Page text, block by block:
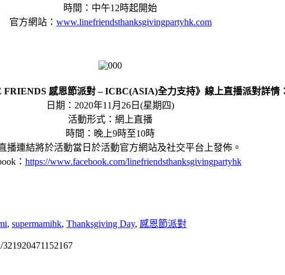
時間：中午12時起開始
官方網站： www.linefriendsthanksgivingpartyhk.com
感恩節派對 – ICBC(ASIA)全力支持》線上直播派對詳情：
日期：2020年11月26日(星期四)
活動形式：網上直播
時間：晚上9時至10時
播連結將於活動當日於活動官方網站及社交平台上發佈。
： https://www.facebook.com/linefriendsthanksgivingpartyhk
, supermamihk, Thanksgiving Day, 感恩節派對